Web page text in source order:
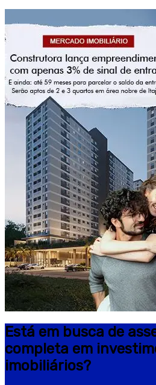
Está em busca de
completa em
imobiliários?